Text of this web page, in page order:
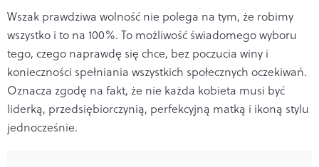
Wszak prawdziwa wolność nie polega na tym, że robimy
wszystko i to na 100%. To możliwość świadomego wyboru
tego, czego naprawdę się chce, bez poczucia winy i
konieczności spełniania wszystkich społecznych oczekiwań.
Oznacza zgodę na fakt, że nie każda kobieta musi być
liderką, przedsiębiorczynią, perfekcyjną matką i ikoną stylu
jednocześnie.